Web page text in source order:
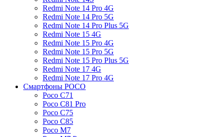
Redmi Note 14 Pro 4G
Redmi Note 14 Pro 5G
Redmi Note 14 Pro Plus 5G
Redmi Note 15 4G
Redmi Note 15 Pro 4G
Redmi Note 15 Pro 5G
Redmi Note 15 Pro Plus 5G
Redmi Note 17 4G
Redmi Note 17 Pro 4G
Смартфоны POCO
Poco C71
Poco C81 Pro
Poco C75
Poco C85
Poco M7